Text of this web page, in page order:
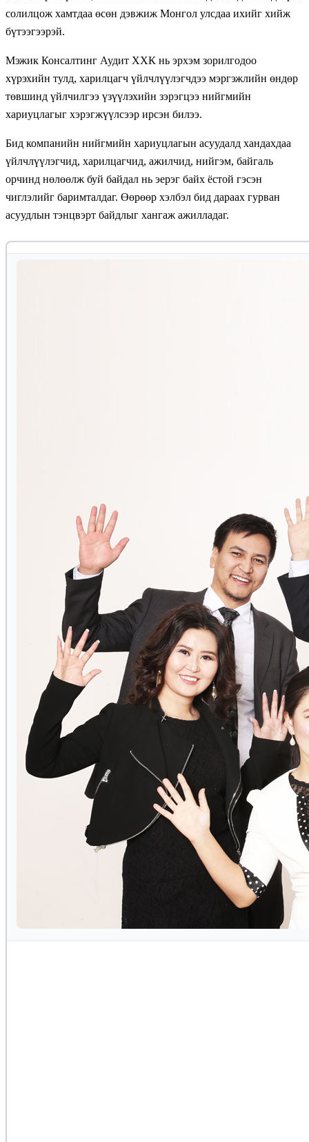
солилцож хамтдаа өсөн дэвжиж Монгол улсдаа ихийг хийж
бүтээгээрэй.
Мэжик Консалтинг Аудит ХХК нь эрхэм зорилгодоо
хүрэхийн тулд, харилцагч үйлчлүүлэгчдээ мэргэжлийн өндөр
төвшинд үйлчилгээ үзүүлэхийн зэрэгцээ нийгмийн
хариуцлагыг хэрэгжүүлсээр ирсэн билээ.
Бид компанийн нийгмийн хариуцлагын асуудалд хандахдаа
үйлчлүүлэгчид, харилцагчид, ажилчид, нийгэм, байгаль
орчинд нөлөөлж буй байдал нь эерэг байх ёстой гэсэн
чиглэлийг баримталдаг. Өөрөөр хэлбэл бид дараах гурван
асуудлын тэнцвэрт байдлыг хангаж ажилладаг.